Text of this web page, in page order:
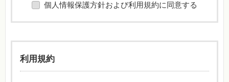
個人情報保護方針および利用規約に同意する
利用規約